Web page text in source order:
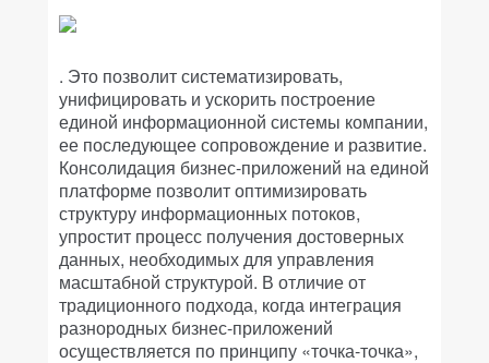
. Это позволит систематизировать,
унифицировать и ускорить построение
единой информационной системы компании,
ее последующее сопровождение и развитие.
Консолидация бизнес-приложений на единой
платформе позволит оптимизировать
структуру информационных потоков,
упростит процесс получения достоверных
данных, необходимых для управления
масштабной структурой. В отличие от
традиционного подхода, когда интеграция
разнородных бизнес-приложений
осуществляется по принципу «точка-точка»,